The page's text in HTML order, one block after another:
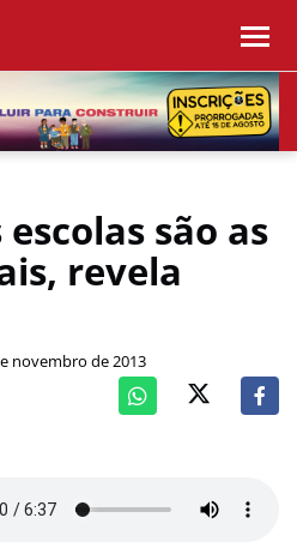
são as
revela
novembro de 2013